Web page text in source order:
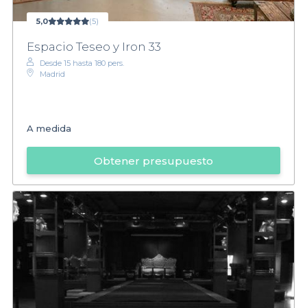
5,0 (5)
Espacio Teseo y Iron 33
Desde 15 hasta 180 pers.
Madrid
A medida
Obtener presupuesto